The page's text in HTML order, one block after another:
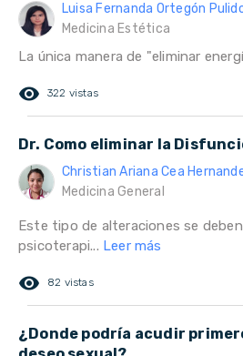
Luisa Fernanda Ortegón
Medicina Estética
La única manera de "eliminar
remove_red_eye 322 vistas
Dr. Como eliminar la
Christian Ariana Cea
Medicina General
Este tipo de alteraciones se
psicoterapi... Leer más
remove_red_eye 82 vistas
¿Donde podría acudir